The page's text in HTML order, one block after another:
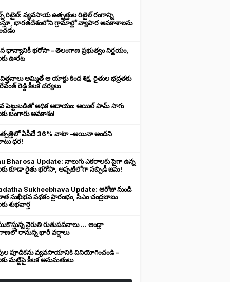
రిటైల్: వ్యవసాయ ఉత్పత్తుల రిటైల్ రంగాన్ని
భారతదేశంలోని గ్రామాల్లో వ్యాపార అవకాశాలను
ధాన్యానికీ భరోసా – తెలంగాణ ప్రభుత్వం నిర్ణయం,
ఊరట
అమ్మితే ఆ యాక్టు కింద శిక్ష, రైతుల భద్రతకు
రెడ్డి కీలక చర్యలు
పెట్టుబడితో అధిక ఆదాయం: ఆయిల్ పామ్ సాగు
బంగారు అవకాశం!
ఏపీదే 36% వాటా –అయినా అందని
ధర!
Bharosa Update: నాలుగు ఎకరాలకు పైగా ఉన్న
కూడా రైతు భరోసా, అప్పటిలోగా సబ్సిడీ జమ!
Sukheebhava Update: ఆరోజు నుండి
సుఖీభవ పథకం ప్రారంభం, సీఎం చంద్రబాబు
శుభవార్త
నైరుతి రుతుపవనాలు ... ఆంధ్రా
రానున్న భారీ వర్షాలు
పూడికను వ్యవసాయానికి వినియోగించండి –
మట్టిపై కీలక అనుమతులు